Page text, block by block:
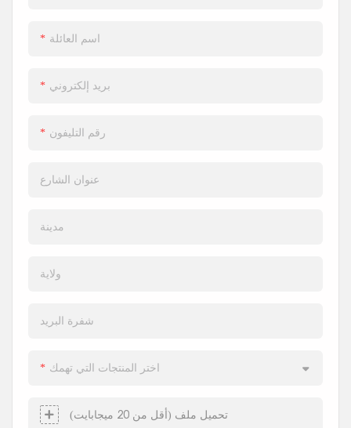
اسم العائلة
بريد إلكتروني
رقم التليفون
عنوان الشارع
مدينة
ولاية
شفرة البريد
اختر المنتجات التي تهمك
تحميل ملف (أقل من 20 ميجابايت)